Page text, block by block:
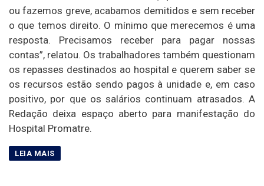
ou fazemos greve, acabamos demitidos e sem receber
o que temos direito. O mínimo que merecemos é uma
resposta. Precisamos receber para pagar nossas
contas”, relatou. Os trabalhadores também questionam
os repasses destinados ao hospital e querem saber se
os recursos estão sendo pagos à unidade e, em caso
positivo, por que os salários continuam atrasados. A
Redação deixa espaço aberto para manifestação do
Hospital Promatre.